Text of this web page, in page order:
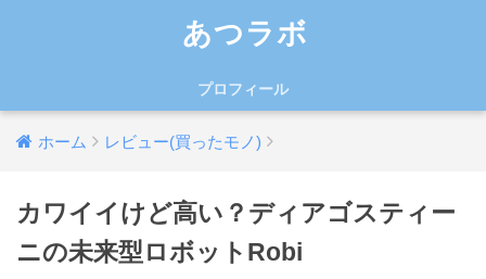
あつラボ
プロフィール
ホーム レビュー(買ったモノ)
カワイイけど高い？ディアゴスティー
ニの未来型ロボットRobi